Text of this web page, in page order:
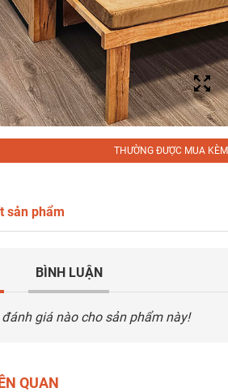
THƯỜNG ĐƯỢC MUA KÈM
sản phẩm
BÌNH LUẬN
giá nào cho sản phẩm này!
QUAN